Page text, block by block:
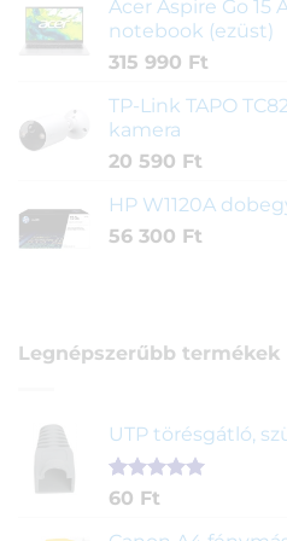
Acer Aspire Go 15
notebook (ezüst)
315 990 Ft
TP-Link TAPO
kamera
20 590 Ft
HP W1120A
56 300 Ft
Legnépszerűbb termékek
UTP törésgátló,
Értékelés
ből,
1
60 Ft